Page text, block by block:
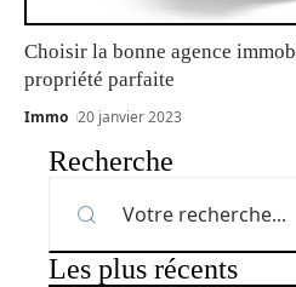
Choisir la bonne agence
propriété parfaite
Immo 20 janvier 2023
Recherche
Les plus récents